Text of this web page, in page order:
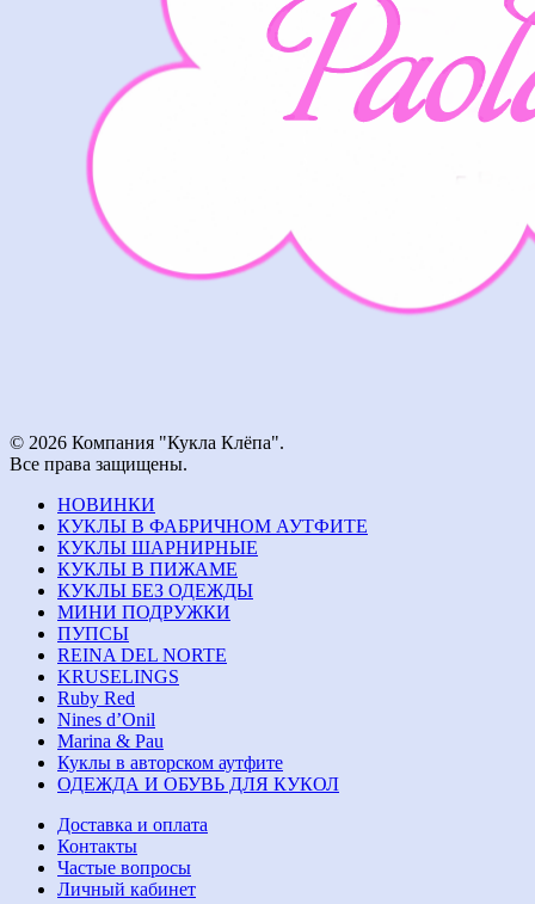
© 2026 Компания "Кукла Клёпа".
Все права защищены.
НОВИНКИ
КУКЛЫ В ФАБРИЧНОМ АУТФИТЕ
КУКЛЫ ШАРНИРНЫЕ
КУКЛЫ В ПИЖАМЕ
КУКЛЫ БЕЗ ОДЕЖДЫ
МИНИ ПОДРУЖКИ
ПУПСЫ
REINA DEL NORTE
KRUSELINGS
Ruby Red
Nines d’Onil
Marina & Pau
Куклы в авторском аутфите
ОДЕЖДА И ОБУВЬ ДЛЯ КУКОЛ
Доставка и оплата
Контакты
Частые вопросы
Личный кабинет